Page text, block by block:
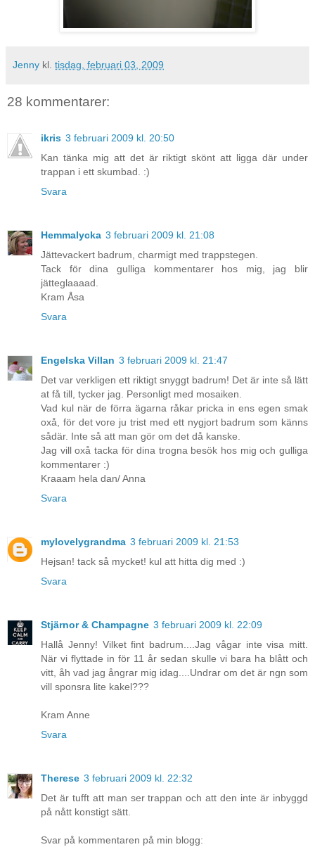
Jenny kl. tisdag, februari 03, 2009
28 kommentarer:
ikris 3 februari 2009 kl. 20:50
Kan tänka mig att det är riktigt skönt att ligga där under
trappan i ett skumbad. :)
Svara
Hemmalycka 3 februari 2009 kl. 21:08
Jättevackert badrum, charmigt med trappstegen.
Tack för dina gulliga kommentarer hos mig, jag blir
jätteglaaaad.
Kram Åsa
Svara
Engelska Villan 3 februari 2009 kl. 21:47
Det var verkligen ett riktigt snyggt badrum! Det är inte så lätt
at få till, tycker jag. Personligt med mosaiken.
Vad kul när de förra ägarna råkar pricka in ens egen smak
oxå, för det vore ju trist med ett nygjort badrum som känns
sådär. Inte så att man gör om det då kanske.
Jag vill oxå tacka för dina trogna besök hos mig och gulliga
kommentarer :)
Kraaam hela dan/ Anna
Svara
mylovelygrandma 3 februari 2009 kl. 21:53
Hejsan! tack så mycket! kul att hitta dig med :)
Svara
Stjärnor & Champagne 3 februari 2009 kl. 22:09
Hallå Jenny! Vilket fint badrum....Jag vågar inte visa mitt.
När vi flyttade in för 11 år sedan skulle vi bara ha blått och
vitt, åh vad jag ångrar mig idag....Undrar om det är ngn som
vill sponsra lite kakel???
Kram Anne
Svara
Therese 3 februari 2009 kl. 22:32
Det är tufft att man ser trappan och att den inte är inbyggd
på nått konstigt sätt.
Svar på kommentaren på min blogg: